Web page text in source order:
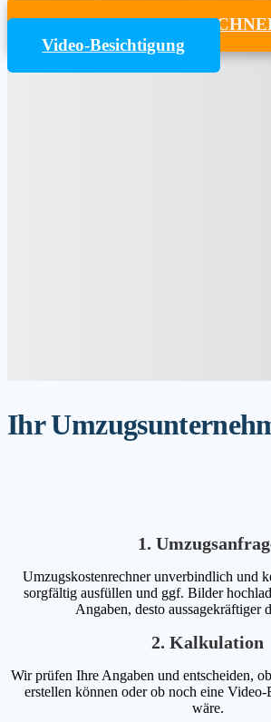
Video-Besichtigung
Ihr
1.
Umzugskostenrechner unverbindlich und
sorgfältig ausfüllen und ggf. Bilder
Angaben, desto aussagekräftiger
2. Kalkulation
Wir prüfen Ihre Angaben und entscheiden,
erstellen können oder ob noch eine
wäre.